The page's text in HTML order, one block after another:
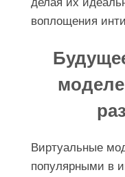
воплощения
Виртуальные
популярными в